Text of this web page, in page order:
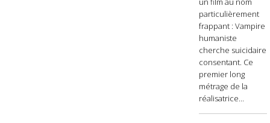
particulièrement
frappant : Vampire
humaniste
cherche suicidaire
consentant. Ce
premier long
métrage de la
réalisatrice...